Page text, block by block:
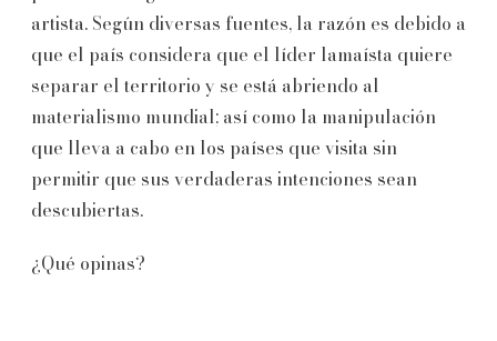
artista. Según diversas fuentes, la razón es debido a
que el país considera que el líder lamaísta quiere
separar el territorio y se está abriendo al
materialismo mundial; así como la manipulación
que lleva a cabo en los países que visita sin
permitir que sus verdaderas intenciones sean
descubiertas.
¿Qué opinas?